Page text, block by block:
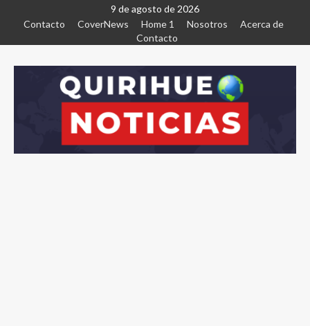
9 de agosto de 2026
Contacto
CoverNews Home 1 Nosotros
Acerca de
Contacto